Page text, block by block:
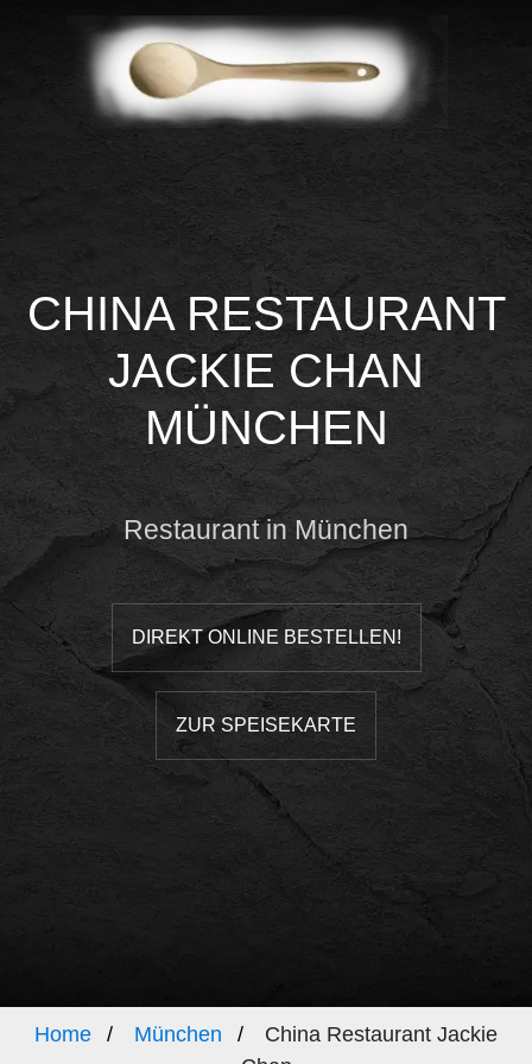
CHINA RESTAURANT
JACKIE CHAN
MÜNCHEN
Restaurant in München
DIREKT ONLINE BESTELLEN!
ZUR SPEISEKARTE
Home München
China Restaurant Jackie